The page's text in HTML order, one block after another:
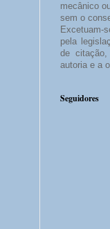
mecânico
sem o
Excetuam-
pela
de
autoria e a
Seguidores